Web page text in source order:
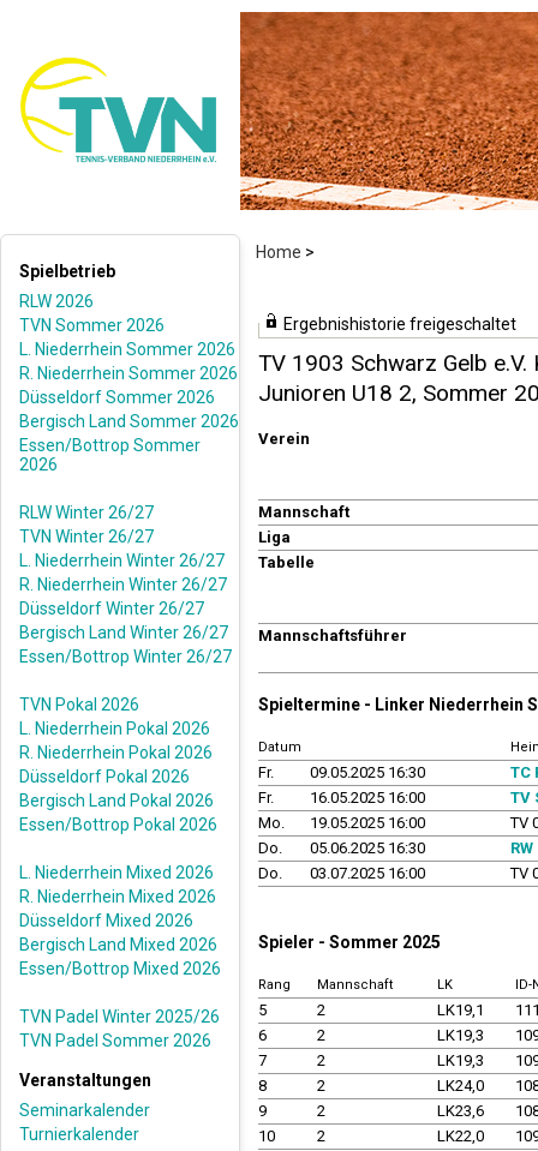
Home >
Spielbetrieb
RLW 2026
TVN Sommer 2026
L. Niederrhein Sommer 2026
R. Niederrhein Sommer 2026
Düsseldorf Sommer 2026
Bergisch Land Sommer 2026
Essen/Bottrop Sommer
2026
RLW Winter 26/27
TVN Winter 26/27
L. Niederrhein Winter 26/27
R. Niederrhein Winter 26/27
Düsseldorf Winter 26/27
Bergisch Land Winter 26/27
Essen/Bottrop Winter 26/27
TVN Pokal 2026
L. Niederrhein Pokal 2026
R. Niederrhein Pokal 2026
Düsseldorf Pokal 2026
Bergisch Land Pokal 2026
Essen/Bottrop Pokal 2026
L. Niederrhein Mixed 2026
R. Niederrhein Mixed 2026
Düsseldorf Mixed 2026
Bergisch Land Mixed 2026
Essen/Bottrop Mixed 2026
TVN Padel Winter 2025/26
TVN Padel Sommer 2026
Veranstaltungen
Seminarkalender
Turnierkalender
Ergebnishistorie freigeschaltet
TV 1903 Schwarz Gelb
Junioren U18 2, Sommer
Verein
Mannschaft
Liga
Tabelle
Mannschaftsführer
Spieltermine - Linker Niederrhein
Datum
Fr. 09.05.2025 16:30
TC
Fr.
16.05.2025 16:00
TV
Mo.
19.05.2025 16:00
TV
Do.
05.06.2025 16:30
Do.
03.07.2025 16:00 TV
Spieler - Sommer 2025
Rang Mannschaft LK ID-
5 2 LK19,1
6
2 LK19,3
7
2 LK19,3
8
2 LK24,0
9
2 LK23,6
10
2 LK22,0